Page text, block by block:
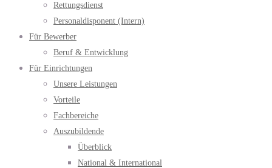
Rettungsdienst
Personaldisponent (Intern)
Für Bewerber
Beruf & Entwicklung
Für Einrichtungen
Unsere Leistungen
Vorteile
Fachbereiche
Auszubildende
Überblick
National & International